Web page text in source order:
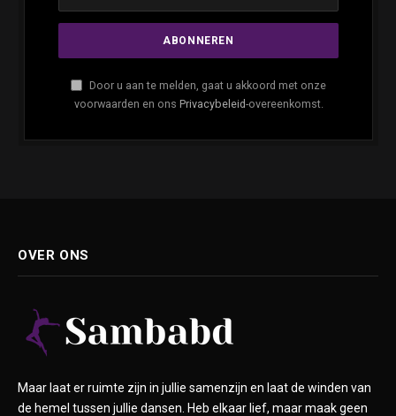
Door u aan te melden, gaat u akkoord met onze
voorwaarden en ons Privacybeleid-overeenkomst.
OVER ONS
Maar laat er ruimte zijn in jullie samenzijn en laat de winden van
de hemel tussen jullie dansen. Heb elkaar lief, maar maak geen